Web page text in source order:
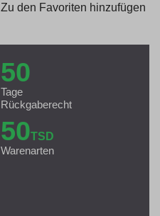
Zu den Favoriten hinzufügen
50
Tage
Rückgaberecht
50TSD
Warenarten